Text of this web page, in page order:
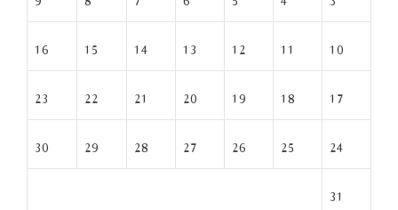
10
11
12
13
14
15
16
17
18
19
20
21
22
23
24
25
26
27
28
29
30
31